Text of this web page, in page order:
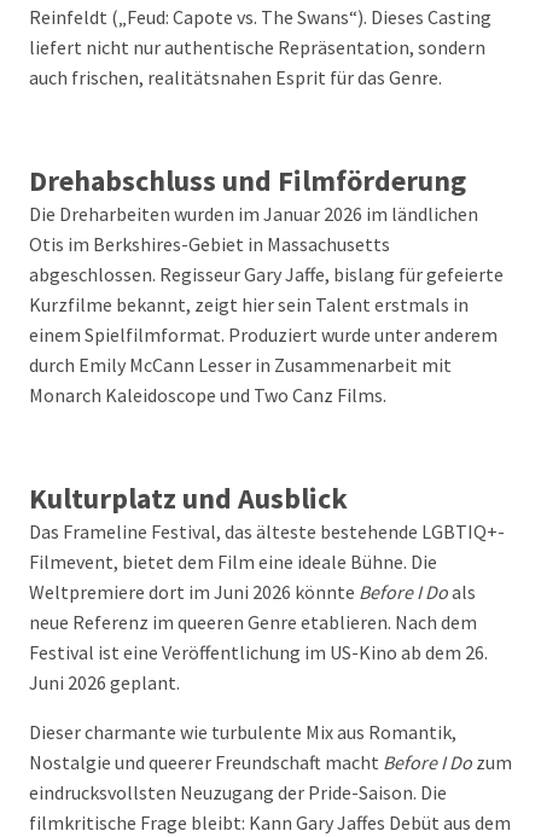
Reinfeldt („Feud: Capote vs. The Swans“). Dieses Casting
liefert nicht nur authentische Repräsentation, sondern
auch frischen, realitätsnahen Esprit für das Genre.
Drehabschluss und Filmförderung
Die Dreharbeiten wurden im Januar 2026 im ländlichen
Otis im Berkshires-Gebiet in Massachusetts
abgeschlossen. Regisseur Gary Jaffe, bislang für gefeierte
Kurzfilme bekannt, zeigt hier sein Talent erstmals in
einem Spielfilmformat. Produziert wurde unter anderem
durch Emily McCann Lesser in Zusammenarbeit mit
Monarch Kaleidoscope und Two Canz Films.
Kulturplatz und Ausblick
Das Frameline Festival, das älteste bestehende LGBTIQ+-
Filmevent, bietet dem Film eine ideale Bühne. Die
Weltpremiere dort im Juni 2026 könnte Before I Doals
neue Referenz im queeren Genre etablieren. Nach dem
Festival ist eine Veröffentlichung im US-Kino ab dem 26.
Juni 2026 geplant.
Dieser charmante wie turbulente Mix aus Romantik,
Nostalgie und queerer Freundschaft macht Before I Do zum
eindrucksvollsten Neuzugang der Pride-Saison. Die
filmkritische Frage bleibt: Kann Gary Jaffes Debüt aus dem